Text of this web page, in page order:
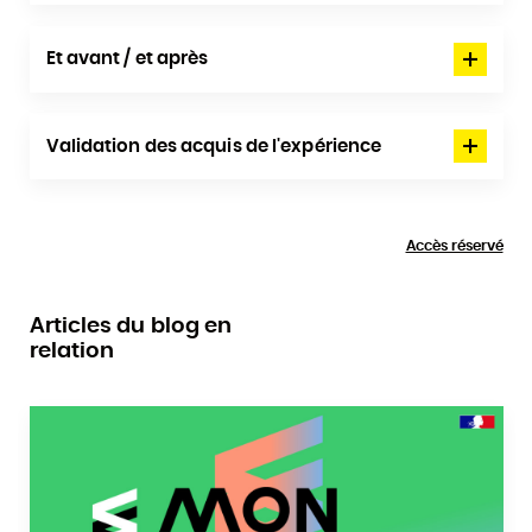
Et avant / et après
Validation des acquis de l'expérience
Accès réservé
Articles du blog en
relation